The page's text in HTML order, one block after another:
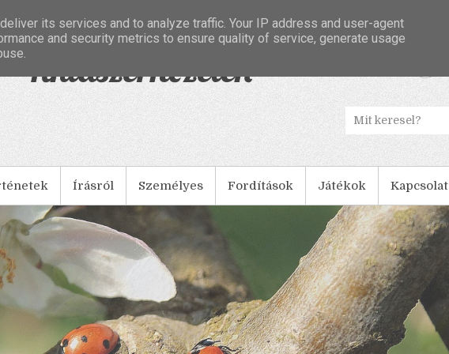
Tintaszerkezetek
Írásról Személyes Fordítások Játékok Kapcsolat
its services and to analyze traffic. Your IP address and user-agent
and security metrics to ensure quality of service, generate usage